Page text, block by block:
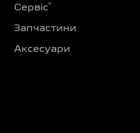
Сервіс®
Запчастини
Аксесуари